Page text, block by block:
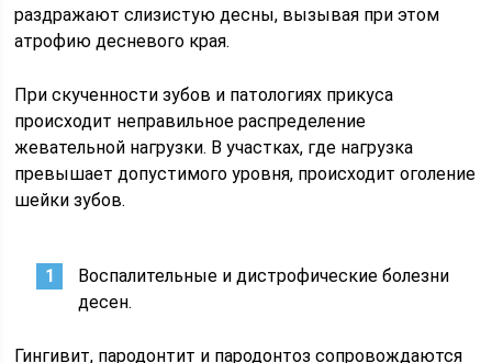
раздражают слизистую десны, вызывая при этом
атрофию десневого края.
При скученности зубов и патологиях прикуса
происходит неправильное распределение
жевательной нагрузки. В участках, где нагрузка
превышает допустимого уровня, происходит оголение
шейки зубов.
Воспалительные и дистрофические болезни
десен.
Гингивит, пародонтит и пародонтоз сопровождаются